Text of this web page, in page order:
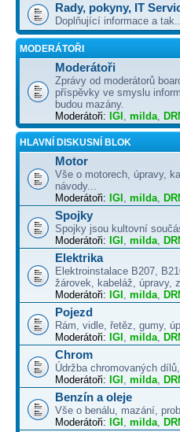
Rady, pokyny, IT
Doplňující informace a
MODERÁTOŘI
Moderátoři
Zprávy od moderátorů
příspěvky ve smyslu
budou mazány.
Moderátoři: IGI , milda,
HLAVNÍ DISKUSNÍ BLOK
Motor
Vše o motorech, úpravy,
návody...
Moderátoři: IGI , milda,
Spojky
Spojky jsou kultovní
Moderátoři: IGI , milda,
Elektrika
Elektroinstalace B207,
žárovek, kabeláž, úpravy,
Moderátoři: IGI , milda,
Pojezd
Rám, vidle, řetěz, gumy,
Moderátoři: IGI , milda,
Chrom
Údržba chromovaných
Moderátoři: IGI , milda,
Benzín a oleje
Vše o benálu, mazání,
Moderátoři: IGI , milda,